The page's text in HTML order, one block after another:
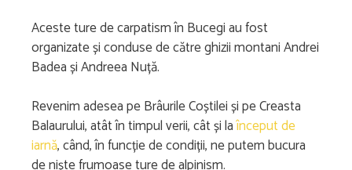
Aceste ture de carpatism în Bucegi au fost
organizate și conduse de către ghizii montani Andrei
Badea și Andreea Nuță.
Revenim adesea pe Brâurile Coștilei și pe Creasta
Balaurului, atât în timpul verii, cât și laînceput de
iarnă, când, în funcție de condiții, ne putem bucura
de niște frumoase ture de alpinism.